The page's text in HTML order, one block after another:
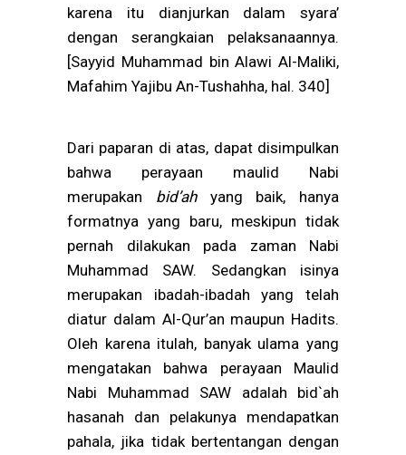
karena itu dianjurkan dalam syara’
dengan serangkaian pelaksanaannya.
[Sayyid Muhammad bin Alawi Al-Maliki,
Mafahim Yajibu An-Tushahha, hal. 340]
Dari paparan di atas, dapat disimpulkan
bahwa perayaan maulid Nabi
merupakan bid’ahyang baik, hanya
formatnya yang baru, meskipun tidak
pernah dilakukan pada zaman Nabi
Muhammad SAW. Sedangkan isinya
merupakan ibadah-ibadah yang telah
diatur dalam Al-Qur’an maupun Hadits.
Oleh karena itulah, banyak ulama yang
mengatakan bahwa perayaan Maulid
Nabi Muhammad SAW adalah bid`ah
hasanah dan pelakunya mendapatkan
pahala, jika tidak bertentangan dengan